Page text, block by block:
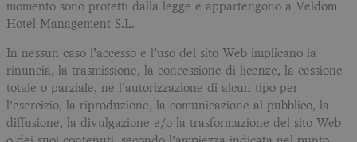
momento sono protetti dalla legge e appartengono a Veldom
Hotel Management S.L.
In nessun caso l’accesso e l’uso del sito Web implicano la
rinuncia, la trasmissione, la concessione di licenze, la cessione
totale o parziale, né l’autorizzazione di alcun tipo per
l’esercizio, la riproduzione, la comunicazione al pubblico, la
diffusione, la divulgazione e/o la trasformazione del sito Web